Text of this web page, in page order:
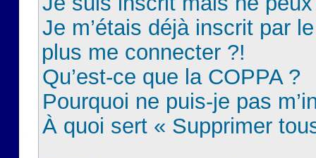
Je m’étais déjà inscrit par
plus me connecter ?!
Qu’est-ce que la COPPA ?
Pourquoi ne puis-je pas
À quoi sert « Supprimer